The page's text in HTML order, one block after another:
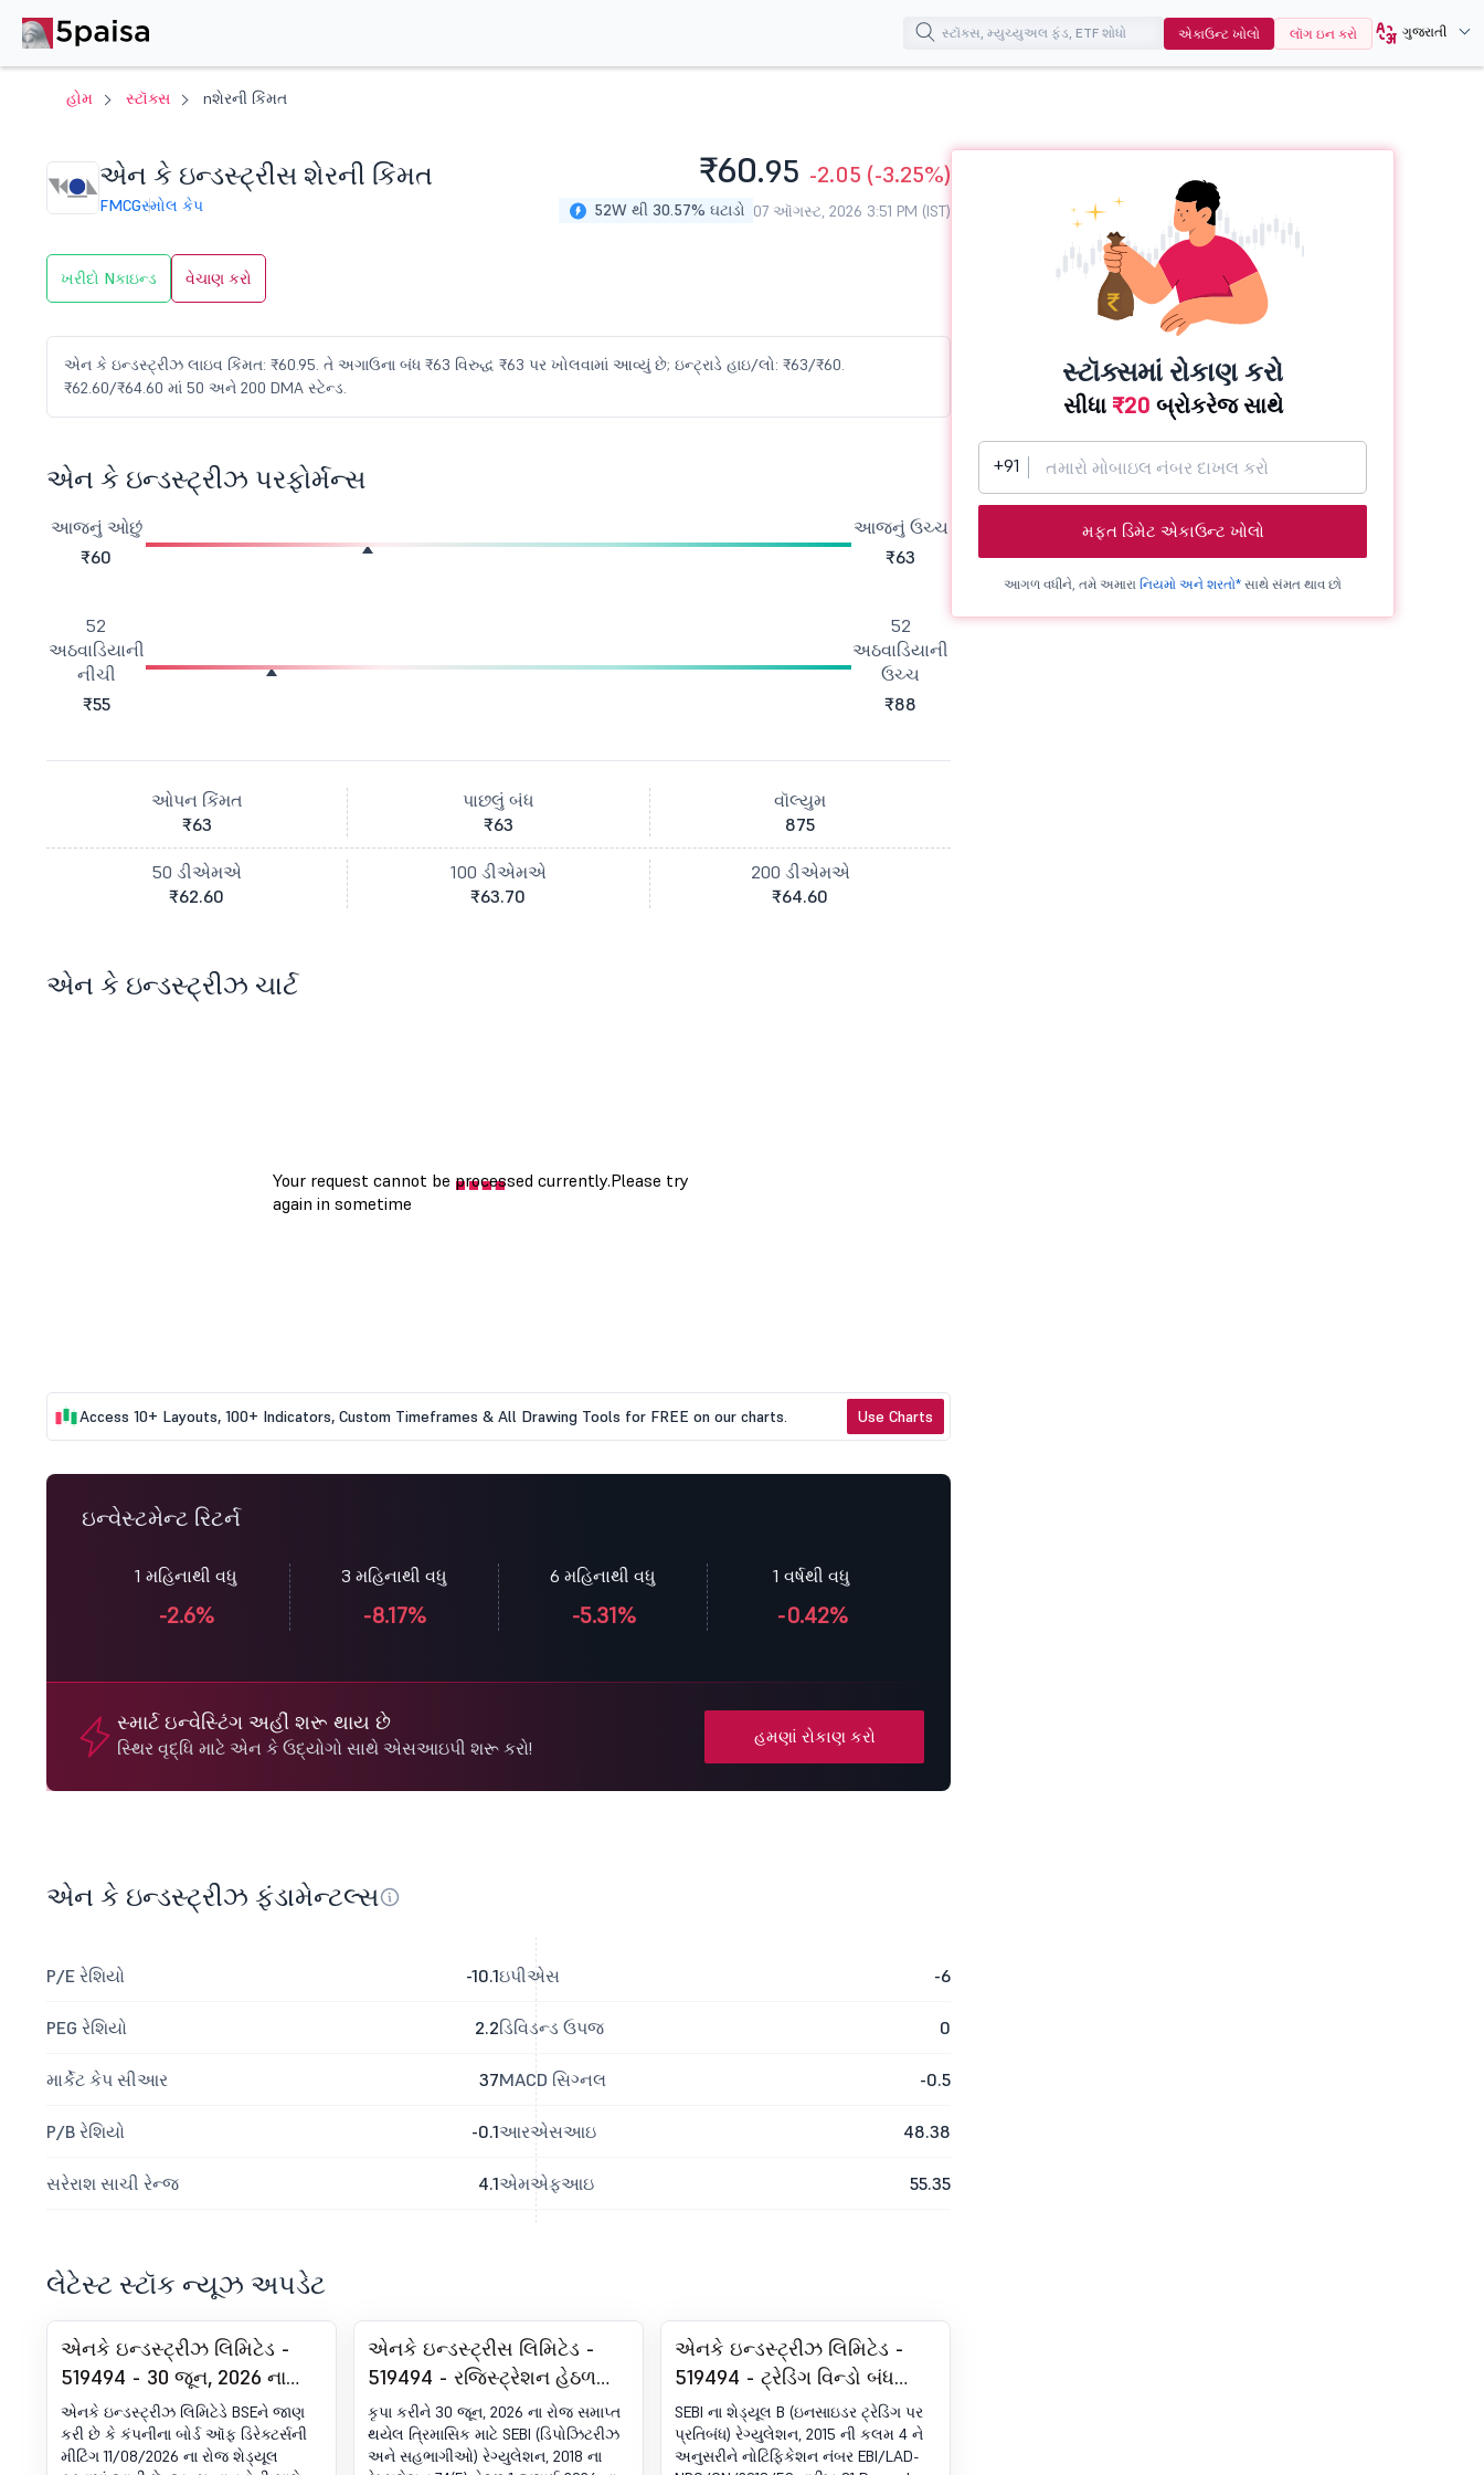
એકાઉન્ટ ખોલો લૉગ ઇન કરો ગુજરાતી
હોમ સ્ટૉક્સ nશેરની કિંમત
એન કે ઇન્ડસ્ટ્રીસ શેરની કિંમત
FMCGસ્મોલ કેપ
₹60.95 -2.05 (-3.25%)
52W થી 30.57% ઘટાડો 07 ઑગસ્ટ, 2026 3:51 PM (IST)
ખરીદો Nકાઇન્ડ વેચાણ કરો
એન કે ઇન્ડસ્ટ્રીઝ લાઇવ કિંમત: ₹60.95. તે અગાઉના બંધ ₹63 વિરુદ્ધ ₹63 પર ખોલવામાં આવ્યું છે; ઇન્ટ્રાડે હાઇ/લો: ₹63/₹60.
₹62.60/₹64.60 માં 50 અને 200 DMA સ્ટેન્ડ.
એન કે ઇન્ડસ્ટ્રીઝ પરફોર્મન્સ
આજનું ઓછું
₹60
આજનું ઉચ્ચ
₹63
52
અઠવાડિયાની
નીચી
₹55
52
અઠવાડિયાની
ઉચ્ચ
₹88
ઓપન કિંમત
₹63
પાછલું બંધ
₹63
વૉલ્યુમ
875
50 ડીએમએ
₹62.60
100 ડીએમએ
₹63.70
200 ડીએમએ
₹64.60
એન કે ઇન્ડસ્ટ્રીઝ ચાર્ટ
Access 10+ Layouts, 100+ Indicators, Custom Timeframes & All Drawing Tools for FREE on our charts. Use Charts
ઇન્વેસ્ટમેન્ટ રિટર્ન
1 મહિનાથી વધુ
-2.6%
3 મહિનાથી વધુ
-8.17%
6 મહિનાથી વધુ
-5.31%
1 વર્ષથી વધુ
-0.42%
સ્માર્ટ ઇન્વેસ્ટિંગ અહીં શરૂ થાય છે
સ્થિર વૃદ્ધિ માટે એન કે ઉદ્યોગો સાથે એસઆઇપી શરૂ કરો!
હમણાં રોકાણ કરો
એન કે ઇન્ડસ્ટ્રીઝ ફંડામેન્ટલ્સ
P/E રેશિયો -10.1
PEG રેશિયો 2.2
માર્કેટ કેપ સીઆર 37
P/B રેશિયો -0.1
સરેરાશ સાચી રેન્જ 4.1
ઇપીએસ -6
ડિવિડન્ડ ઉપજ 0
MACD સિગ્નલ -0.5
આરએસઆઇ 48.38
એમએફઆઇ 55.35
લેટેસ્ટ સ્ટૉક ન્યૂઝ અપડેટ
એનકે ઇન્ડસ્ટ્રીઝ લિમિટેડ -
519494 - 30 જૂન, 2026 ના
રોજ સમાપ્ત થયેલ ત્રિમાસિક
માટે સ્ટેન્ડઅલોન અને
કન્સોલિડેટેડ ઑડિટ ન કરેલ
એનકે ઇન્ડસ્ટ્રીઝ લિમિટેડે BSEને જાણ
કરી છે કે કંપનીના બોર્ડ ઑફ ડિરેક્ટર્સની
મીટિંગ 11/08/2026 ના રોજ શેડ્યૂલ
એનકે ઇન્ડસ્ટ્રીસ લિમિટેડ -
519494 - રજિસ્ટ્રેશન હેઠળ
અનુપાલન-સર્ટિફિકેટ. SEBI
(DP) રેગ્યુલેશન્સ, 2018 ના 74
(5)
કૃપા કરીને 30 જૂન, 2026 ના રોજ સમાપ્ત
થયેલ ત્રિમાસિક માટે SEBI (ડિપોઝિટરીઝ
અને સહભાગીઓ) રેગ્યુલેશન, 2018 ના
એનકે ઇન્ડસ્ટ્રીઝ લિમિટેડ -
519494 - ટ્રેડિંગ વિન્ડો બંધ
કરવી
SEBI ના શેડ્યૂલ B (ઇનસાઇડર ટ્રેડિંગ પર
પ્રતિબંધ) રેગ્યુલેશન, 2015 ની કલમ 4 ને
અનુસરીને નોટિફિકેશન નંબર EBI/LAD-
સ્ટૉક્સમાં રોકાણ કરો
સીધા ₹20 બ્રોકરેજ સાથે
+91
મફત ડિમેટ એકાઉન્ટ ખોલો
આગળ વધીને, તમે અમારા નિયમો અને શરતો* સાથે સંમત થાવ છો